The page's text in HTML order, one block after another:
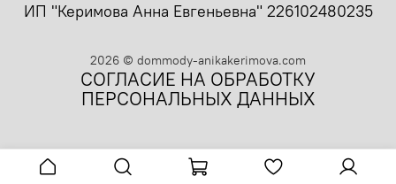
ИП "Керимова Анна Евгеньевна" 226102480235
2026 © dommody-anikakerimova.com
СОГЛАСИЕ НА ОБРАБОТКУ
ПЕРСОНАЛЬНЫХ ДАННЫХ